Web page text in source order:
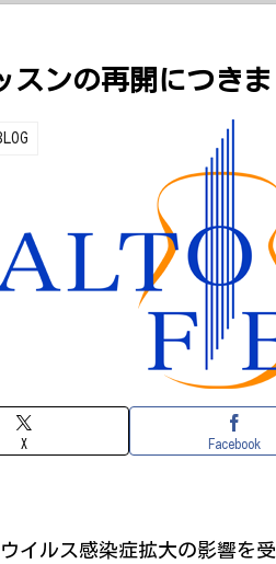
スンの再開につき
X Facebook
イルス感染症拡大の影響を